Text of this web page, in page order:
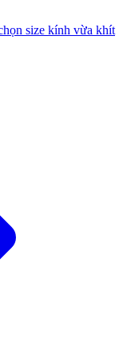
size kính vừa khít